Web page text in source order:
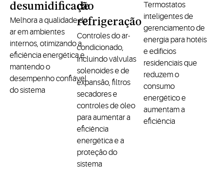
desumidificação
Melhora a qualidade do
ar em ambientes
internos, otimizando a
eficiência energética e
mantendo o
desempenho confiável
do sistema
de
refrigeração
Controles do ar-
condicionado,
incluindo válvulas
solenoides e de
expansão, filtros
secadores e
controles de óleo
para aumentar a
eficiência
energética e a
proteção do
sistema
Termostatos
inteligentes de
gerenciamento de
energia para hotéis
e edifícios
residenciais que
reduzem o
consumo
energético e
aumentam a
eficiência